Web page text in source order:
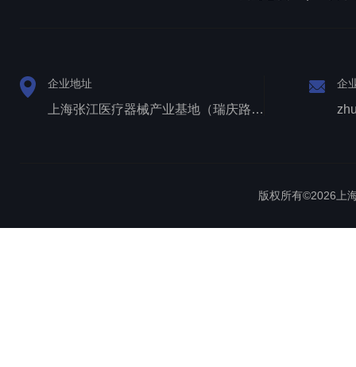
企业地址
上海张江医疗器械产业基地（瑞庆路528号）
企
版权所有©2026